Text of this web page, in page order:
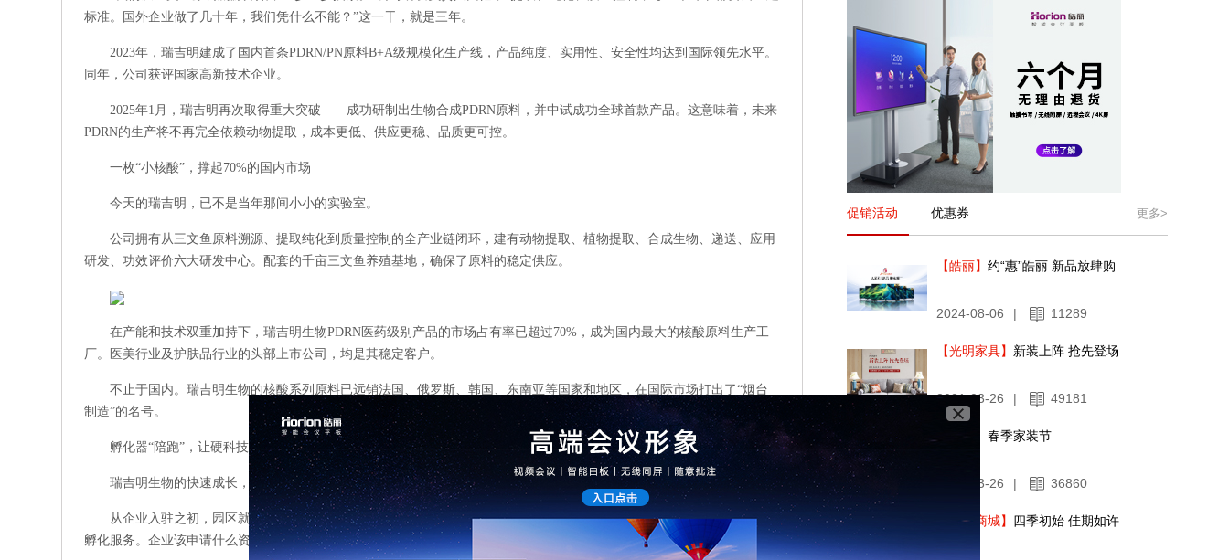
标准。国外企业做了几十年，我们凭什么不能？”这一干，就是三年。
2023年，瑞吉明建成了国内首条PDRN/PN原料B+A级规模化生产线，产品纯度、实用性、安全性均达到国际领先水平。
同年，公司获评国家高新技术企业。
2025年1月，瑞吉明再次取得重大突破——成功研制出生物合成PDRN原料，并中试成功全球首款产品。这意味着，未来
PDRN的生产将不再完全依赖动物提取，成本更低、供应更稳、品质更可控。
一枚“小核酸”，撑起70%的国内市场
今天的瑞吉明，已不是当年那间小小的实验室。
公司拥有从三文鱼原料溯源、提取纯化到质量控制的全产业链闭环，建有动物提取、植物提取、合成生物、递送、应用
研发、功效评价六大研发中心。配套的千亩三文鱼养殖基地，确保了原料的稳定供应。
在产能和技术双重加持下，瑞吉明生物PDRN医药级别产品的市场占有率已超过70%，成为国内最大的核酸原料生产工
厂。医美行业及护肤品行业的头部上市公司，均是其稳定客户。
不止于国内。瑞吉明生物的核酸系列原料已远销法国、俄罗斯、韩国、东南亚等国家和地区，在国际市场打出了“烟台
制造”的名号。
孵化器“陪跑”，让硬科技轻装上阵
瑞吉明生物的快速成长，离不开山东国际生物科技园的全程“陪跑”。
从企业入驻之初，园区就为其提供了产业政策申请、创新技术支持、创业辅导、产业对接、管理咨询等全链条、一站式
孵化服务。企业该申请什么资质、能享受什么政策、需要对接什么资源，园区工作人员比企业自己还清楚。
促销活动 优惠券 更多>
【皓丽】约“惠”皓丽 新品放肆购
2024-08-06 | 11289
【光明家具】 新装上阵 抢先登场
2021-03-26 | 49181
【海信】春季家装节
2021-03-26 | 36860
【佳能商城】 四季初始 佳期如许